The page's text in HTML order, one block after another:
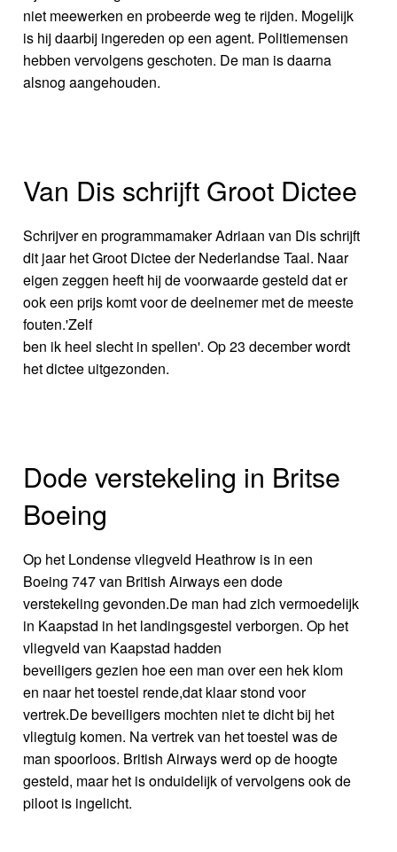
niet meewerken en probeerde weg te rijden. Mogelijk
is hij daarbij ingereden op een agent. Politiemensen
hebben vervolgens geschoten. De man is daarna
alsnog aangehouden.
Van Dis schrijft Groot Dictee
Schrijver en programmamaker Adriaan van Dis schrijft
dit jaar het Groot Dictee der Nederlandse Taal. Naar
eigen zeggen heeft hij de voorwaarde gesteld dat er
ook een prijs komt voor de deelnemer met de meeste
fouten.'Zelf
ben ik heel slecht in spellen'. Op 23 december wordt
het dictee uitgezonden.
Dode verstekeling in Britse
Boeing
Op het Londense vliegveld Heathrow is in een
Boeing 747 van British Airways een dode
verstekeling gevonden.De man had zich vermoedelijk
in Kaapstad in het landingsgestel verborgen. Op het
vliegveld van Kaapstad hadden
beveiligers gezien hoe een man over een hek klom
en naar het toestel rende,dat klaar stond voor
vertrek.De beveiligers mochten niet te dicht bij het
vliegtuig komen. Na vertrek van het toestel was de
man spoorloos. British Airways werd op de hoogte
gesteld, maar het is onduidelijk of vervolgens ook de
piloot is ingelicht.